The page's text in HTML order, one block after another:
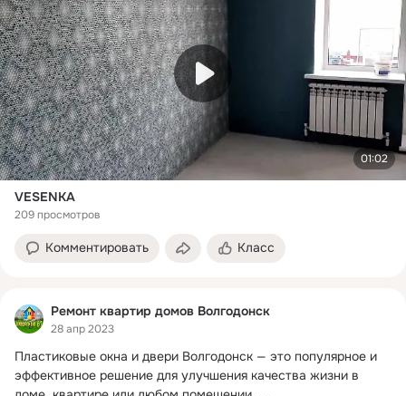
01:02
VESENKA
209 просмотров
Комментировать Класс
Ремонт квартир домов Волгодонск
28 апр 2023
Пластиковые окна и двери Волгодонск — это популярное и
эффективное решение для улучшения качества жизни в